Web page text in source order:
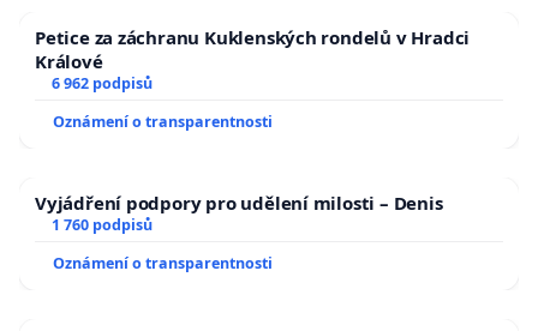
Petice za záchranu Kuklenských rondelů v Hradci
Králové
6 962 podpisů
Oznámení o transparentnosti
Vyjádření podpory pro udělení milosti – Denis
1 760 podpisů
Oznámení o transparentnosti